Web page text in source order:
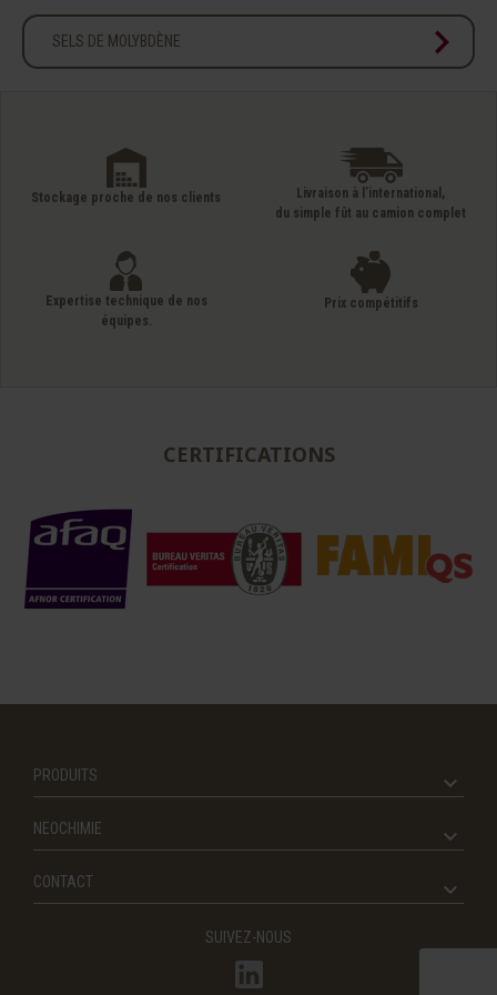
SELS DE MOLYBDÈNE chevron_right
Stockage proche de nos clients
Livraison à l’international,
du simple fût au camion complet
Expertise technique de nos
équipes.
Prix compétitifs
CERTIFICATIONS
PRODUITS
NEOCHIMIE
CONTACT
SUIVEZ-NOUS